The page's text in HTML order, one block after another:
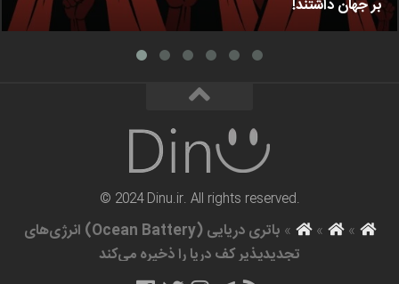
بر جهان داشتند!
© 2024 Dinu.ir. All rights reserved.
»
»
»
باتری دریایی (Ocean Battery) انرژی‌های
تجدیدپذیر کف دریا را ذخیره می‌کند